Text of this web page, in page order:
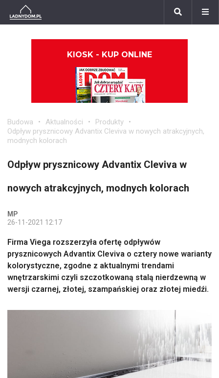
KIOSK - KUP ONLINE
Budowa Aktualności
Produkty
Odpływ prysznicowy Advantix Cleviva w nowych atrakcyjnych,
modnych kolorach
Odpływ prysznicowy Advantix Cleviva w
nowych atrakcyjnych, modnych kolorach
MP
26-11-2021 12:17
Firma Viega rozszerzyła ofertę odpływów
prysznicowych Advantix Cleviva o cztery nowe warianty
kolorystyczne, zgodne z aktualnymi trendami
wnętrzarskimi czyli szczotkowaną stalą nierdzewną w
wersji czarnej, złotej, szampańskiej oraz złotej miedźi.